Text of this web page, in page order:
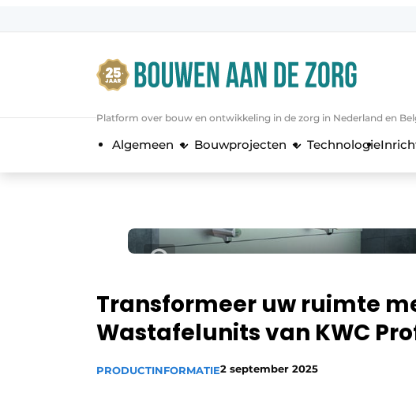
Algemene voorwaarden
Jaarboek
Nieuwsbrief
Podcasts
Privacy / Cookie statement
Platform over bouw en ontwikkeling in de zorg in Nederland en
Algemeen Bouwprojecten Technologie
Transformeer uw ruimte
Wastafelunits van KWC
PRODUCTINFORMATIE2 september 2025